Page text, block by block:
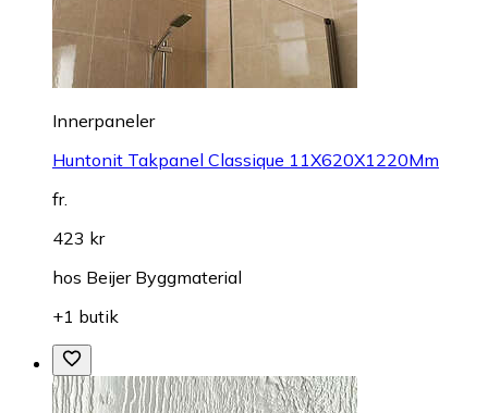
Innerpaneler
Huntonit Takpanel Classique 11X620X1220Mm
fr.
423 kr
hos Beijer Byggmaterial
+1 butik